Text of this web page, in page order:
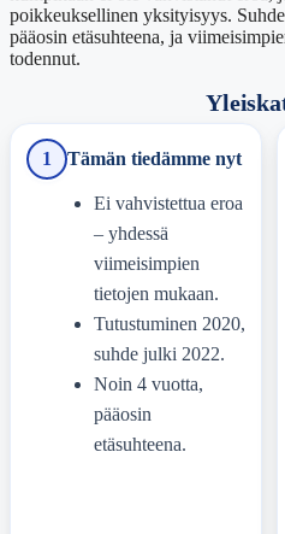
poikkeuksellinen yksityisyys.
pääosin etäsuhteena, ja
todennut.
1 Tämän tiedämme nyt
Ei vahvistettua eroa
– yhdessä
viimeisimpien
tietojen mukaan.
Tutustuminen 2020,
suhde julki 2022.
Noin 4 vuotta,
pääosin
etäsuhteena.